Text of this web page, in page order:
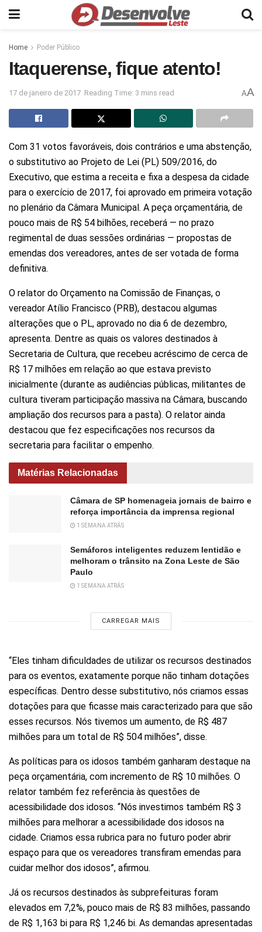
Home Poder Público
Itaquerense, fique atento!
17 de janeiro de 2017 Reading Time: 3 mins read AA
Com 31 votos favoráveis, dois contrários e uma abstenção,
o substitutivo ao Projeto de Lei (PL) 509/2016, do
Executivo, que estima a receita e fixa a despesa da cidade
para o exercício de 2017, foi aprovado em primeira votação
no plenário da Câmara Municipal. A peça orçamentária, de
pouco mais de R$ 54 bilhões, receberá — no prazo
regimental de duas sessões ordinárias — propostas de
emendas dos vereadores, antes de ser votada de forma
definitiva.
O relator do Orçamento na Comissão de Finanças, o
vereador Atílio Francisco (PRB), destacou algumas
alterações que o PL, aprovado no dia 6 de dezembro,
apresenta. Dentre as quais os valores destinados à
Secretaria de Cultura, que recebeu acréscimo de cerca de
R$ 17 milhões em relação ao que estava previsto
inicialmente (durante as audiências públicas, militantes de
cultura tiveram participação massiva na Câmara, buscando
ampliação dos recursos para a pasta). O relator ainda
destacou que fez especificações nos recursos da
secretaria para facilitar o empenho.
Matérias Relacionadas
Câmara de SP homenageia jornais de bairro e
reforça importância da imprensa regional
1 SEMANA ATRÁS
Semáforos inteligentes reduzem lentidão e
melhoram o trânsito na Zona Leste de São
Paulo
1 SEMANA ATRÁS
CARREGAR MAIS
“Eles tinham dificuldades de utilizar os recursos destinados
para os eventos, exatamente porque não tinham dotações
específicas. Dentro desse substitutivo, nós criamos essas
dotações para que ficasse mais caracterizado para que são
esses recursos. Nós tivemos um aumento, de R$ 487
milhões para um total de R$ 504 milhões”, disse.
As políticas para os idosos também ganharam destaque na
peça orçamentária, com incremento de R$ 10 milhões. O
relator também fez referência às questões de
acessibilidade dos idosos. “Nós investimos também R$ 3
milhões para melhorar a acessibilidade dos idosos na
cidade. Criamos essa rubrica para no futuro poder abrir
espaço para que os vereadores transfiram emendas para
cuidar melhor dos idosos”, afirmou.
Já os recursos destinados às subprefeituras foram
elevados em 7,2%, pouco mais de R$ 83 milhões, passando
de R$ 1,163 bi para R$ 1,246 bi. As demandas apresentadas